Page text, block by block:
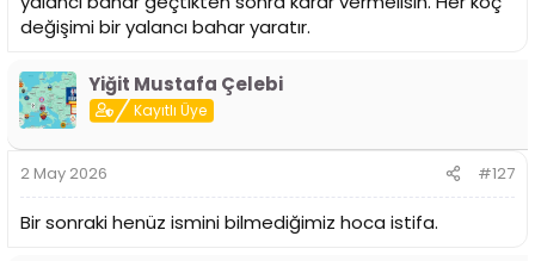
değişimi bir yalancı bahar yaratır.
Yiğit Mustafa Çelebi
Kayıtlı Üye
2 May 2026 #127
Bir sonraki henüz ismini bilmediğimiz hoca istifa.